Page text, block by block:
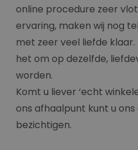
online procedure zeer
ervaring, maken wij nog
met zeer veel liefde
het om op dezelfde,
worden.
Komt u liever ‘echt
ons afhaalpunt kunt u
bezichtigen.